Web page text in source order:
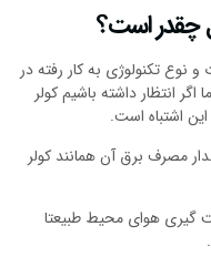
چقدر است؟
تکنولوژی به کار رفته در
انتظار داشته باشیم کولر
اشتباه است.
مصرف برق آن همانند کولر
گیری هوای محیط طبیعتا